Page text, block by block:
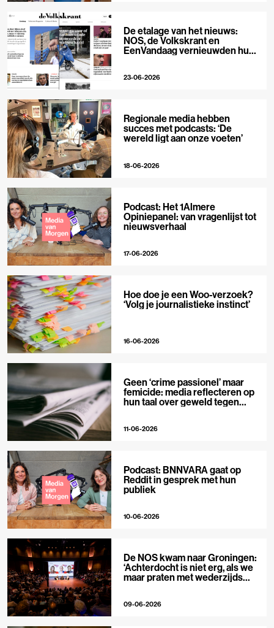
De etalage van het nieuws:
NOS, de Volkskrant en
EenVandaag vernieuwden hun
23-06-2026
Regionale media hebben
succes met podcasts: ‘De
wereld ligt aan onze voeten’
18-06-2026
Podcast: Het 1Almere
Opiniepanel: van vragenlijst tot
nieuwsverhaal
17-06-2026
Hoe doe je een Woo-verzoek?
‘Volg je journalistieke instinct’
16-06-2026
Geen ‘crime passionel’ maar
femicide: media reflecteren op
hun taal over geweld tegen
11-06-2026
Podcast: BNNVARA gaat op
Reddit in gesprek met hun
publiek
10-06-2026
De NOS kwam naar Groningen:
‘Achterdocht is niet erg, als we
maar praten met wederzijds
09-06-2026